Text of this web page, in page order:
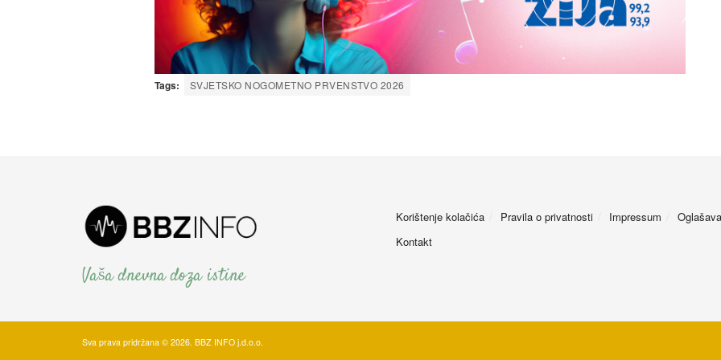
Tags: SVJETSKO NOGOMETNO PRVENSTVO 2026
Vaša dnevna doza istine
Korištenje kolačića Pravila o privatnosti Impressum
Kontakt
Sva prava pridržana © 2026. BBZ INFO j.d.o.o.